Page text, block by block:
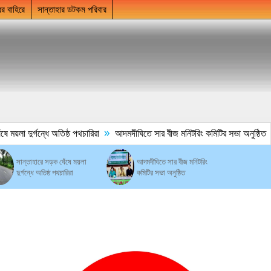
বাহিরে সান্তাহার ডটকম পরিবার
দুর্গন্ধে অতিষ্ঠ পথচারিরা » আদমদীঘিতে সার বীজ মনিটরিং কমিটির সভা অনুষ্ঠিত
সান্তাহারে সড়ক ঘেঁষে ময়লা
দুর্গন্ধে অতিষ্ঠ পথচারিরা
আদমদীঘিতে সার বীজ মনিটরিং
কমিটির সভা অনুষ্ঠিত